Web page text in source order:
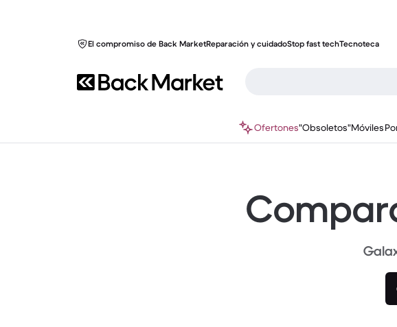
El compromiso de Back MarketReparación y cuidadoStop fast techTecnoteca
Ofertones"Obsoletos"Móviles